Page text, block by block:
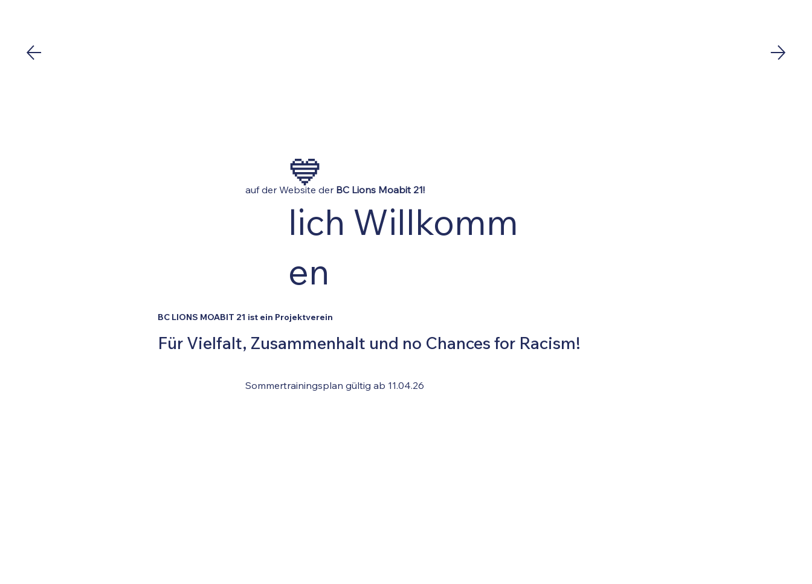
BC LIONS MOABIT 21 ist ein Projektverein
Für Vielfalt, Zusammenhalt und no Chances for Racism!
Sommertrainingsplan gültig ab 11.04.26
💙
lich Willkomm
en
auf der Website der BC Lions Moabit 21!